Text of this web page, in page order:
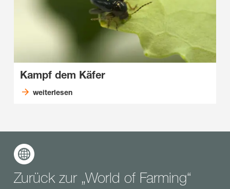
Kampf dem Käfer
weiterlesen
Zurück zur „World of Farming“